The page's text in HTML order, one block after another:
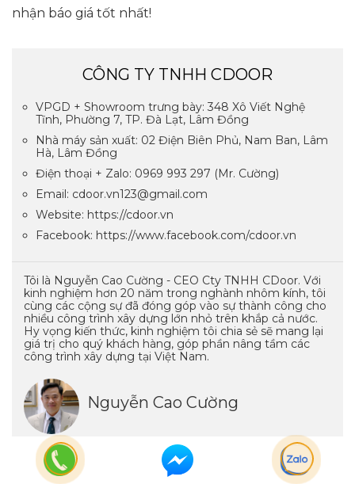
nhận báo giá tốt nhất!
CÔNG TY TNHH CDOOR
VPGD + Showroom trưng bày: 348 Xô Viết Nghệ
Tĩnh, Phường 7, TP. Đà Lạt, Lâm Đồng
Nhà máy sản xuất: 02 Điện Biên Phủ, Nam Ban, Lâm
Hà, Lâm Đồng
Điện thoại + Zalo: 0969 993 297 (Mr. Cường)
Email: cdoor.vn123@gmail.com
Website: https://cdoor.vn
Facebook: https://www.facebook.com/cdoor.vn
Tôi là Nguyễn Cao Cường - CEO Cty TNHH CDoor. Với
kinh nghiệm hơn 20 năm trong nghành nhôm kính, tôi
cùng các cộng sự đã đóng góp vào sự thành công cho
nhiều công trình xây dựng lớn nhỏ trên khắp cả nước.
Hy vọng kiến thức, kinh nghiệm tôi chia sẻ sẽ mang lại
giá trị cho quý khách hàng, góp phần nâng tầm các
công trình xây dựng tại Việt Nam.
Nguyễn Cao Cường